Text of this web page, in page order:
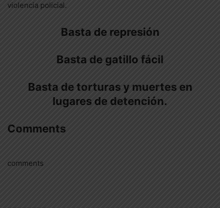
violencia policial.
Basta de represión
Basta de gatillo fácil
Basta de torturas y muertes en
lugares de detención.
Comments
comments